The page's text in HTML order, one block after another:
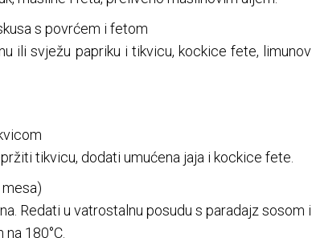
s povrćem i fetom
ili svježu papriku i tikvicu, kockice fete, limunov
tikvicu, dodati umućena jaja i kockice fete.
mesa)
Redati u vatrostalnu posudu s paradajz sosom i
180°C.